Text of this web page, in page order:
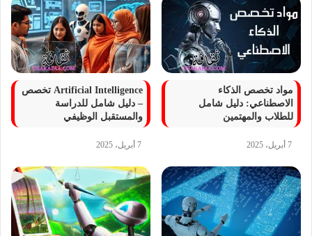
مواد تخصص الذكاء
الاصطناعي: دليل شامل
للطلاب والمهتمين
7 أبريل، 2025
Artificial Intelligence تخصص
– دليل شامل للدراسة
والمستقبل الوظيفي
7 أبريل، 2025